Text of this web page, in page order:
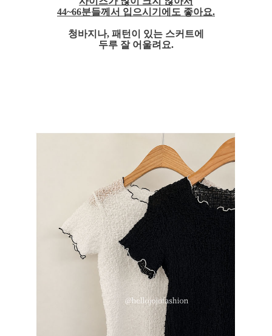
44~66분들께서 입으시기에도 좋아요.
청바지나, 패턴이 있는 스커트에
두루 잘 어울려요.